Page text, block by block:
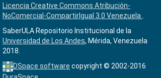
Licencia Creative Commons Atribución-
NoComercial-CompartirIgual 3.0 Venezuela
SaberULA Repositorio Institucional de la
Universidad de Los Andes, Mérida, Venezuela
2018.
DSpace software copyright © 2002-2016